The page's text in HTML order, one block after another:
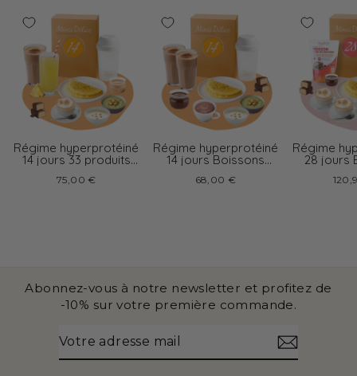
Régime hyperprotéiné
14 jours 33 produits
75,00 €
Régime hyperprotéiné
14 jours Boissons
68,00 €
Régime
28 jours
Abonnez-vous à notre newsletter et profitez de
-10% sur votre première commande.
ADRESSE